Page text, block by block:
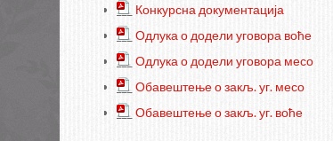
___ Конкурсна документација
___Одлука о додели уговора воће
___Одлука о додели уговора месо
___Обавештење о закљ. уг. месо
___Обавештење о закљ. уг. воће